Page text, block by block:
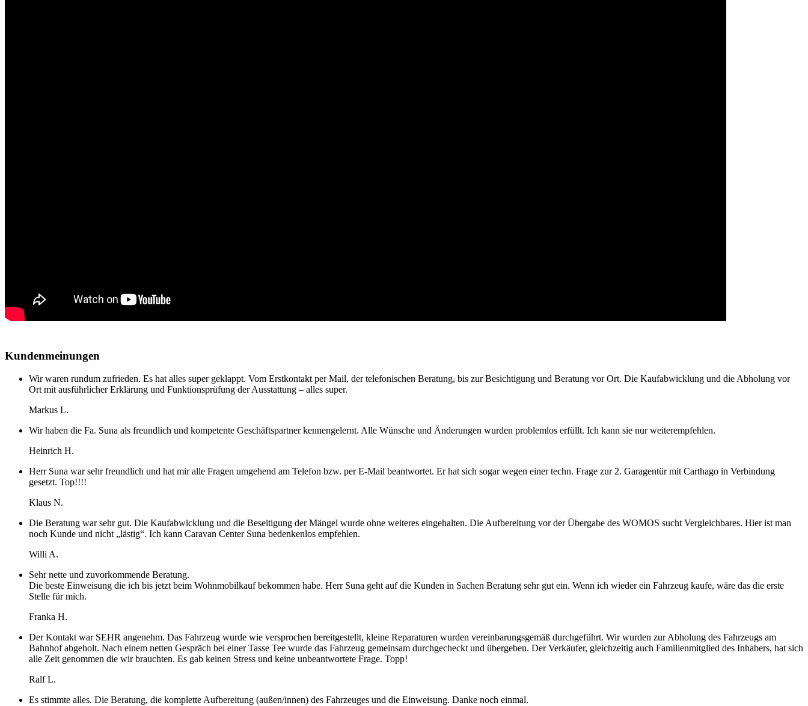
Kundenmeinungen
Wir waren rundum zufrieden. Es hat alles super geklappt. Vom Erstkontakt per Mail, der telefonischen Beratung, bis zur Besichtigung und Beratung vor Ort. Die Kaufabwicklung und die Abholung vor
Ort mit ausführlicher Erklärung und Funktionsprüfung der Ausstattung – alles super.
Markus L.
Wir haben die Fa. Suna als freundlich und kompetente Geschäftspartner kennengelernt. Alle Wünsche und Änderungen wurden problemlos erfüllt. Ich kann sie nur weiterempfehlen.
Heinrich H.
Herr Suna war sehr freundlich und hat mir alle Fragen umgehend am Telefon bzw. per E-Mail beantwortet. Er hat sich sogar wegen einer techn. Frage zur 2. Garagentür mit Carthago in Verbindung
gesetzt. Top!!!!
Klaus N.
Die Beratung war sehr gut. Die Kaufabwicklung und die Beseitigung der Mängel wurde ohne weiteres eingehalten. Die Aufbereitung vor der Übergabe des WOMOS sucht Vergleichbares. Hier ist man
noch Kunde und nicht „lästig“. Ich kann Caravan Center Suna bedenkenlos empfehlen.
Willi A.
Sehr nette und zuvorkommende Beratung.
Die beste Einweisung die ich bis jetzt beim Wohnmobilkauf bekommen habe. Herr Suna geht auf die Kunden in Sachen Beratung sehr gut ein. Wenn ich wieder ein Fahrzeug kaufe, wäre das die erste
Stelle für mich.
Franka H.
Der Kontakt war SEHR angenehm. Das Fahrzeug wurde wie versprochen bereitgestellt, kleine Reparaturen wurden vereinbarungsgemäß durchgeführt. Wir wurden zur Abholung des Fahrzeugs am
Bahnhof abgeholt. Nach einem netten Gespräch bei einer Tasse Tee wurde das Fahrzeug gemeinsam durchgecheckt und übergeben. Der Verkäufer, gleichzeitig auch Familienmitglied des Inhabers, hat sich
alle Zeit genommen die wir brauchten. Es gab keinen Stress und keine unbeantwortete Frage. Topp!
Ralf L.
Es stimmte alles. Die Beratung, die komplette Aufbereitung (außen/innen) des Fahrzeuges und die Einweisung. Danke noch einmal.